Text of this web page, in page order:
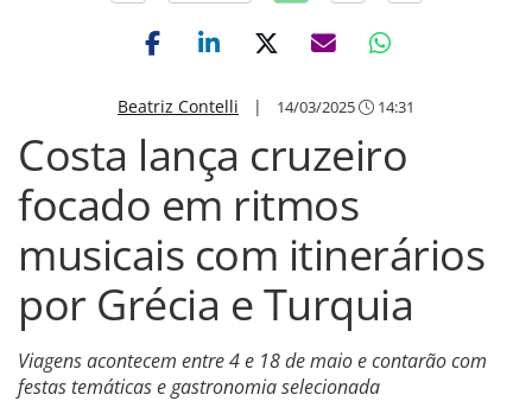
Beatriz Contelli | 14/03/2025 14:31
Costa lança cruzeiro
focado em ritmos
musicais com itinerários
por Grécia e Turquia
Viagens acontecem entre 4 e 18 de maio e contarão com
festas temáticas e gastronomia selecionada